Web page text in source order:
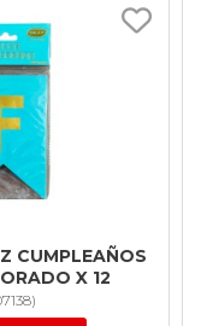
CUMPLEAÑOS
X 12
)